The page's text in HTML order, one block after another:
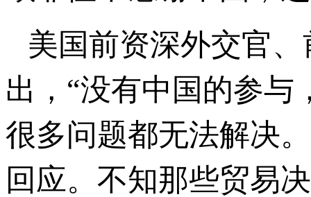
美国前资深外交官
出，“没有中国的参与
很多问题都无法解决
回应。不知那些贸易